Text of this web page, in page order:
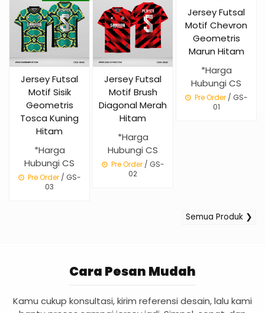
Jersey Futsal
Motif Sisik
Geometris
Tosca Kuning
Hitam
*Harga
Hubungi CS
Pre Order/ GS-
03
Jersey Futsal
Motif Brush
Diagonal Merah
Hitam
*Harga
Hubungi CS
Pre Order/ GS-
02
Jersey Futsal
Motif Chevron
Geometris
Marun Hitam
*Harga
Hubungi CS
Pre Order/ GS-
01
Semua Produk ❯
Cara Pesan Mudah
Kamu cukup konsultasi, kirim referensi desain, lalu kami